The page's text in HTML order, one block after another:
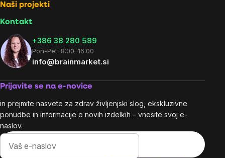
Naši projekti
Kontakt
+386 38 280 589
Pon-Pet: 8:00–16:00
info@brainmarket.si
Prijavite se na e-novice
in prejmite nasvete za zdrav življenjski slog, ekskluzivne
ponudbe in informacije o novih izdelkih – vnesite svoj e-
naslov.